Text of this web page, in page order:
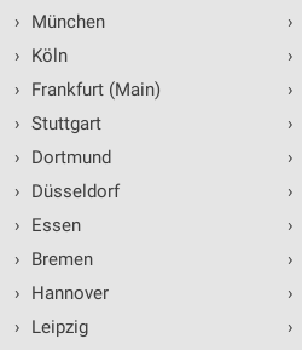
›
München
›
Köln
›
Frankfurt (Main)
› Stuttgart
›
Dortmund
›
Düsseldorf
›
Essen
›
Bremen
›
Hannover
›
Leipzig
›
›
›
›
›
›
›
›
›
›